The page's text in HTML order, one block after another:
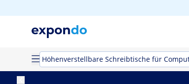
Höhenverstellbare Schreibtische für